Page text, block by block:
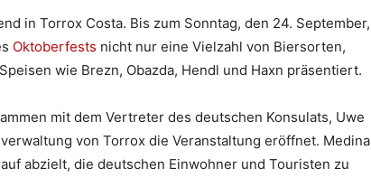
in Torrox Costa. Bis zum Sonntag, den 24. September,
Oktoberfests nicht nur eine Vielzahl von Biersorten,
wie Brezn, Obazda, Hendl und Haxn präsentiert.
mit dem Vertreter des deutschen Konsulats, Uwe
von Torrox die Veranstaltung eröffnet. Medina
abzielt, die deutschen Einwohner und Touristen zu